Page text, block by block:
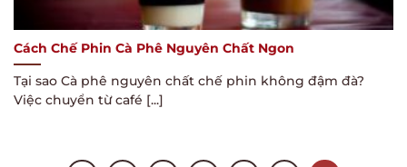
Cách Chế Phin Cà Phê Nguyên Chất Ngon
Tại sao Cà phê nguyên chất chế phin không đậm đà?
Việc chuyển từ café [...]